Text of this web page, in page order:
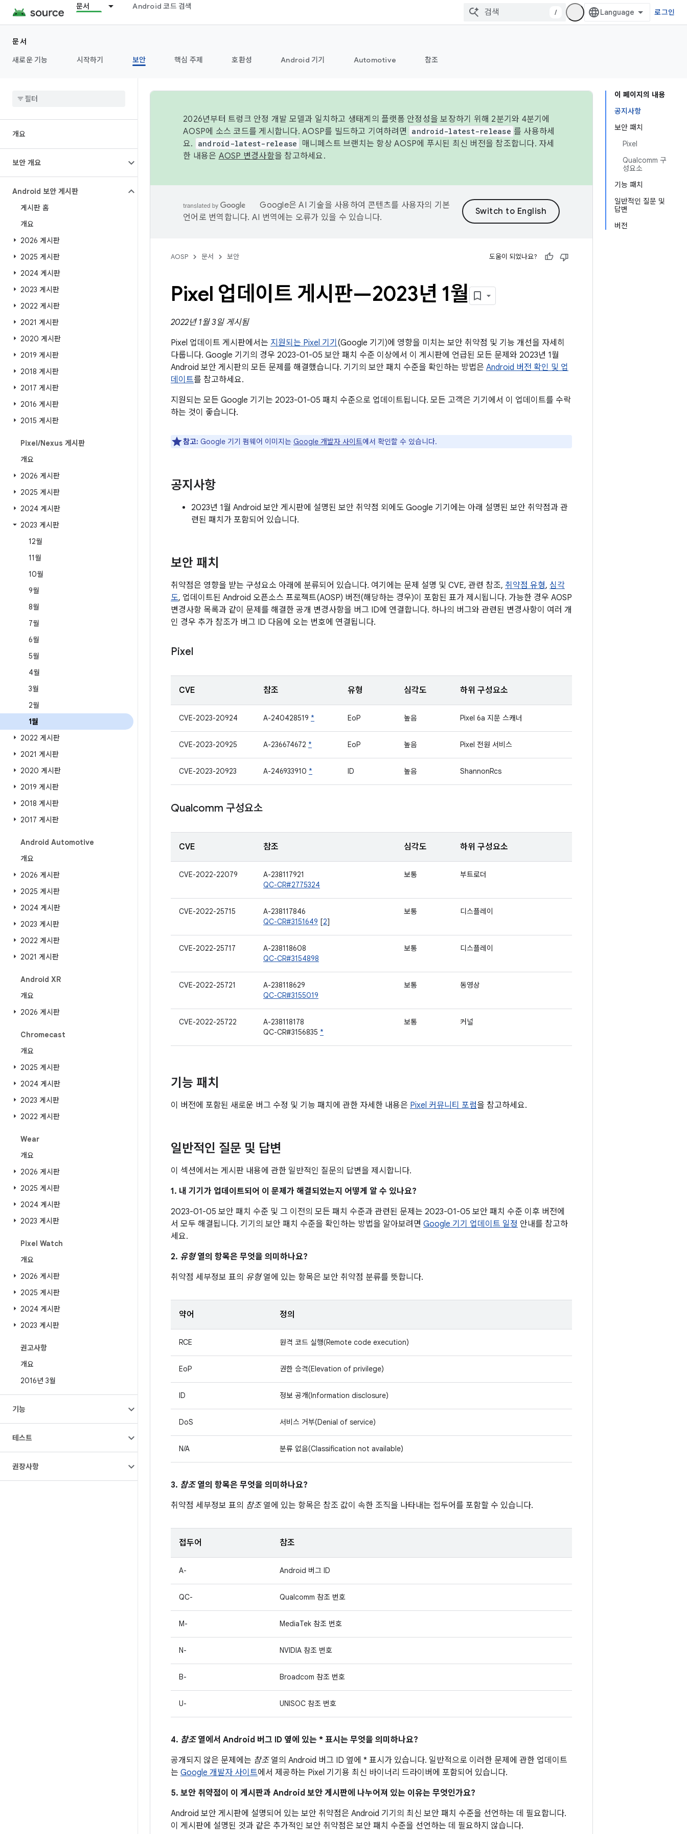
문서 Android 코드 검색
/ 로그인
문서
새로운 기능
시작하기 보안 핵심 주제 호환성 Android 기기 Automotive 참조
개요
보안 개요
Android 보안 게시판
게시판 홈
개요
2026 게시판
2025 게시판
2024 게시판
2023 게시판
2022 게시판
2021 게시판
2020 게시판
2019 게시판
2018 게시판
2017 게시판
2016 게시판
2015 게시판
Pixel/Nexus 게시판
개요
2026 게시판
2025 게시판
2024 게시판
2023 게시판
12월
11월
10월
9월
8월
7월
6월
5월
4월
3월
2월
1월
2022 게시판
2021 게시판
2020 게시판
2019 게시판
2018 게시판
2017 게시판
Android Automotive
개요
2026 게시판
2025 게시판
2024 게시판
2023 게시판
2022 게시판
2021 게시판
Android XR
개요
2026 게시판
Chromecast
개요
2025 게시판
2024 게시판
2023 게시판
2022 게시판
Wear
개요
2026 게시판
2025 게시판
2024 게시판
2023 게시판
Pixel Watch
개요
2026 게시판
2025 게시판
2024 게시판
2023 게시판
권고사항
개요
2016년 3월
기능
테스트
권장사항
이 페이지의 내용
공지사항
보안 패치
Pixel
Qualcomm 구
성요소
기능 패치
일반적인 질문 및
답변
버전
2026년부터 트렁크 안정 개발 모델과 일치하고 생태계의 플랫폼 안정성을 보장하기 위해 2분기와 4분기에
AOSP에 소스 코드를 게시합니다. AOSP를 빌드하고 기여하려면
android-latest-release 를 사용하세
요.
android-latest-release
매니페스트 브랜치는 항상 AOSP에 푸시된 최신 버전을 참조합니다. 자세
한 내용은 AOSP 변경사항을 참고하세요.
Google은 AI 기술을 사용하여 콘텐츠를 사용자의 기본
언어로 번역합니다. AI 번역에는 오류가 있을 수 있습니다.
AOSP 문서 보안 도움이 되었나요?
Pixel 업데이트 게시판—2023년 1월
2022년 1월 3일 게시됨
Pixel 업데이트 게시판에서는 지원되는 Pixel 기기 (Google 기기)에 영향을 미치는 보안 취약점 및 기능 개선을 자세히
다룹니다. Google 기기의 경우 2023-01-05 보안 패치 수준 이상에서 이 게시판에 언급된 모든 문제와 2023년 1월
Android 보안 게시판의 모든 문제를 해결했습니다. 기기의 보안 패치 수준을 확인하는 방법은 Android 버전 확인 및 업
데이트를 참고하세요.
지원되는 모든 Google 기기는 2023-01-05 패치 수준으로 업데이트됩니다. 모든 고객은 기기에서 이 업데이트를 수락
하는 것이 좋습니다.
참고: Google 기기 펌웨어 이미지는 Google 개발자 사이트에서 확인할 수 있습니다.
공지사항
2023년 1월 Android 보안 게시판에 설명된 보안 취약점 외에도 Google 기기에는 아래 설명된 보안 취약점과 관
련된 패치가 포함되어 있습니다.
보안 패치
취약점은 영향을 받는 구성요소 아래에 분류되어 있습니다. 여기에는 문제 설명 및 CVE, 관련 참조, 취약점 유형, 심각
도, 업데이트된 Android 오픈소스 프로젝트(AOSP) 버전(해당하는 경우)이 포함된 표가 제시됩니다. 가능한 경우 AOSP
변경사항 목록과 같이 문제를 해결한 공개 변경사항을 버그 ID에 연결합니다. 하나의 버그와 관련된 변경사항이 여러 개
인 경우 추가 참조가 버그 ID 다음에 오는 번호에 연결됩니다.
Pixel
CVE 참조 유형 심각도 하위 구성요소
CVE-2023-20924 A-240428519 * EoP 높음 Pixel 6a 지문 스캐너
CVE-2023-20925 A-236674672 * EoP 높음 Pixel 전원 서비스
CVE-2023-20923 A-246933910 * ID 높음 ShannonRcs
Qualcomm 구성요소
CVE 참조 심각도 하위 구성요소
CVE-2022-22079
A-238117921
QC-CR#2775324
보통 부트로더
CVE-2022-25715
A-238117846
QC-CR#3151649 [2]
보통 디스플레이
CVE-2022-25717
A-238118608
QC-CR#3154898
보통 디스플레이
CVE-2022-25721
A-238118629
QC-CR#3155019
보통 동영상
CVE-2022-25722
A-238118178
QC-CR#3156835 *
보통 커널
기능 패치
이 버전에 포함된 새로운 버그 수정 및 기능 패치에 관한 자세한 내용은 Pixel 커뮤니티 포럼을 참고하세요.
일반적인 질문 및 답변
이 섹션에서는 게시판 내용에 관한 일반적인 질문의 답변을 제시합니다.
1. 내 기기가 업데이트되어 이 문제가 해결되었는지 어떻게 알 수 있나요?
2023-01-05 보안 패치 수준 및 그 이전의 모든 패치 수준과 관련된 문제는 2023-01-05 보안 패치 수준 이후 버전에
서 모두 해결됩니다. 기기의 보안 패치 수준을 확인하는 방법을 알아보려면 Google 기기 업데이트 일정 안내를 참고하
세요.
2. 유형열의 항목은 무엇을 의미하나요?
취약점 세부정보 표의 유형열에 있는 항목은 보안 취약점 분류를 뜻합니다.
약어 정의
RCE 원격 코드 실행(Remote code execution)
EoP 권한 승격(Elevation of privilege)
ID 정보 공개(Information disclosure)
DoS 서비스 거부(Denial of service)
N/A 분류 없음(Classification not available)
3. 참조열의 항목은 무엇을 의미하나요?
취약점 세부정보 표의 참조열에 있는 항목은 참조 값이 속한 조직을 나타내는 접두어를 포함할 수 있습니다.
접두어 참조
A- Android 버그 ID
QC- Qualcomm 참조 번호
M- MediaTek 참조 번호
N- NVIDIA 참조 번호
B- Broadcom 참조 번호
U- UNISOC 참조 번호
4. 참조열에서 Android 버그 ID 옆에 있는 * 표시는 무엇을 의미하나요?
공개되지 않은 문제에는 참조열의 Android 버그 ID 옆에 * 표시가 있습니다. 일반적으로 이러한 문제에 관한 업데이트
는 Google 개발자 사이트에서 제공하는 Pixel 기기용 최신 바이너리 드라이버에 포함되어 있습니다.
5. 보안 취약점이 이 게시판과 Android 보안 게시판에 나누어져 있는 이유는 무엇인가요?
Android 보안 게시판에 설명되어 있는 보안 취약점은 Android 기기의 최신 보안 패치 수준을 선언하는 데 필요합니다.
이 게시판에 설명된 것과 같은 추가적인 보안 취약점은 보안 패치 수준을 선언하는 데 필요하지 않습니다.